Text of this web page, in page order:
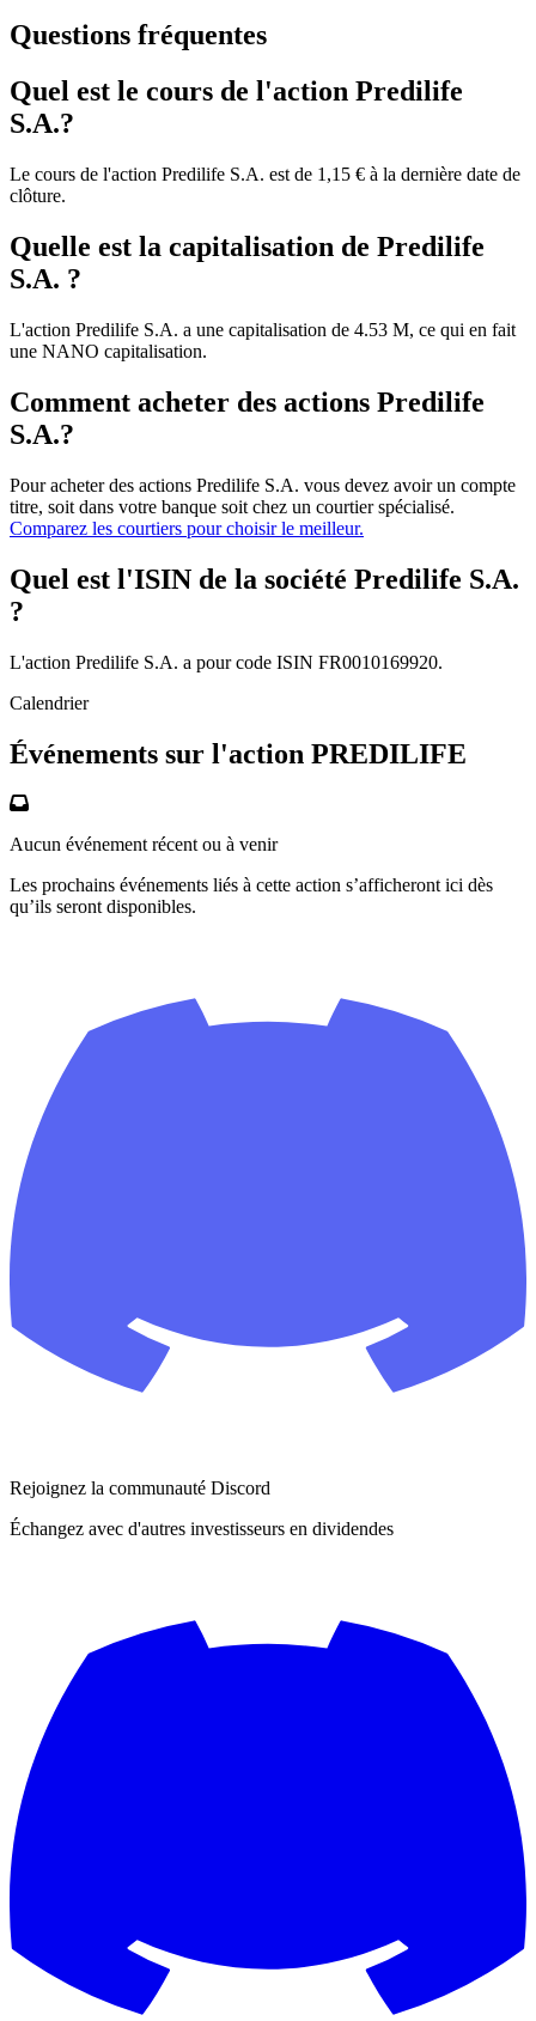
Questions fréquentes
Quel est le cours de l'action Predilife
S.A.?
Le cours de l'action Predilife S.A. est de 1,15 € à la dernière date de
clôture.
Quelle est la capitalisation de Predilife
S.A. ?
L'action Predilife S.A. a une capitalisation de 4.53 M, ce qui en fait
une NANO capitalisation.
Comment acheter des actions Predilife
S.A.?
Pour acheter des actions Predilife S.A. vous devez avoir un compte
titre, soit dans votre banque soit chez un courtier spécialisé.
Comparez les courtiers pour choisir le meilleur.
Quel est l'ISIN de la société Predilife S.A.
?
L'action Predilife S.A. a pour code ISIN FR0010169920.
Calendrier
Événements sur l'action PREDILIFE
Aucun événement récent ou à venir
Les prochains événements liés à cette action s’afficheront ici dès
qu’ils seront disponibles.
Rejoignez la communauté Discord
Échangez avec d'autres investisseurs en dividendes